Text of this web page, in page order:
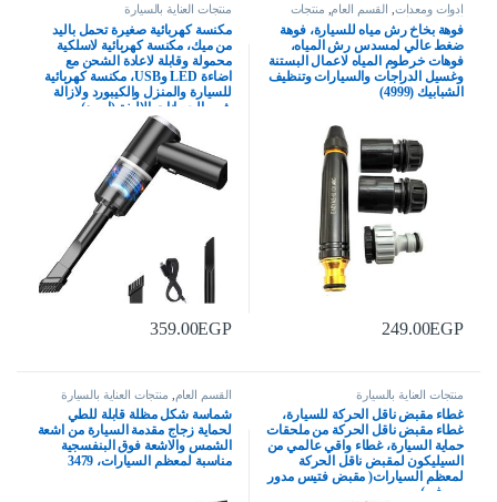
ادوات ومعدات القسم العام منتجات
العناية بالسيارة
فوهة بخاخ رش مياه للسيارة، فوهة
ضغط عالي لمسدس رش المياه،
فوهات خرطوم المياه لاعمال البستنة
وغسيل الدراجات والسيارات وتنظيف
الشبابيك (4999)
249.00EGP
منتجات العناية بالسيارة
مكنسة كهربائية صغيرة تحمل باليد
من ميك، مكنسة كهربائية لاسلكية
محمولة وقابلة لاعادة الشحن مع
اضاءة LED وUSB، مكنسة كهربائية
للسيارة والمنزل والكيبورد ولازالة
شعر الحيوانات الاليفة (اسود)
359.00EGP
منتجات العناية بالسيارة
غطاء مقبض ناقل الحركة للسيارة،
غطاء مقبض ناقل الحركة من ملحقات
حماية السيارة، غطاء واقي عالمي من
السيليكون لمقبض ناقل الحركة
لمعظم السيارات( مقبض فتيس مدور
– موف )
القسم العام منتجات العناية بالسيارة
شماسة شكل مظلة قابلة للطي
لحماية زجاج مقدمة السيارة من اشعة
الشمس والاشعة فوق البنفسجية
مناسبة لمعظم السيارات، 3479